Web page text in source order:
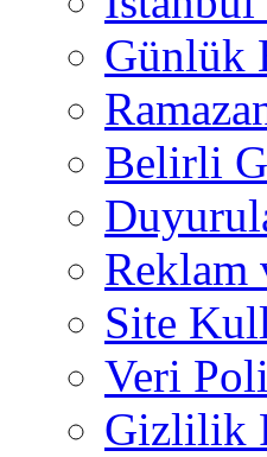
Günlük
Belirli
Reklam
Site
Veri
Gizlilik